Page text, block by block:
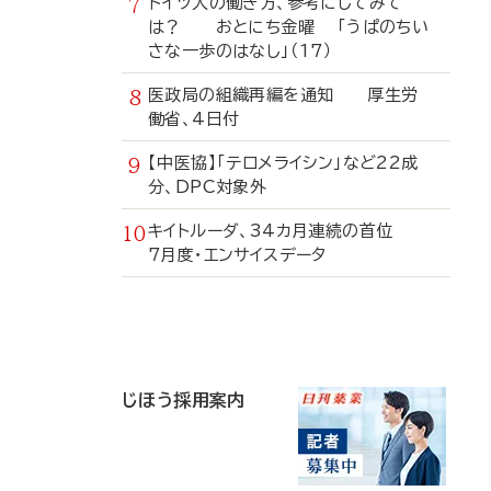
は？ おとにち金曜 「うぱのちい
さな一歩のはなし」（17）
医政局の組織再編を通知 厚生労
働省、4日付
【中医協】「テロメライシン」など22成
分、DPC対象外
キイトルーダ、34カ月連続の首位
7月度・エンサイスデータ
じほう採用案内